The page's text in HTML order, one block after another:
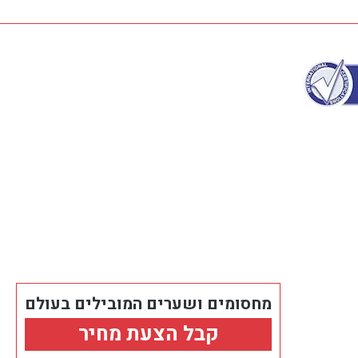
Created by: Elektro.co.il
מחסומים ושערים המובילים בעולם
קבל הצעת מחיר